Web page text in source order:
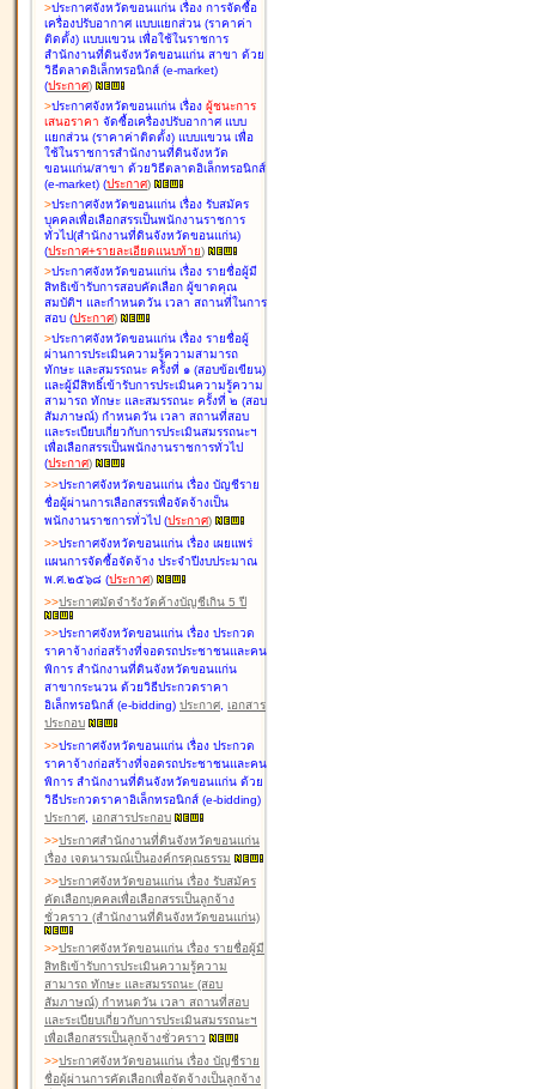
>ประกาศจังหวัดขอนแก่น เรื่อง การจัดซื้อ
เครื่องปรับอากาศ แบบแยกส่วน (ราคาค่า
ติดตั้ง) แบบแขวน เพื่อใช้ในราชการ
สำนักงานที่ดินจังหวัดขอนแก่น สาขา ด้วย
วิธีตลาดอิเล็กทรอนิกส์ (e-market)
(ประกาศ)
>ประกาศจังหวัดขอนแก่น เรื่อง ผู้ชนะการ
เสนอราคา จัดซื้อเครื่องปรับอากาศ แบบ
แยกส่วน (ราคาค่าติดตั้ง) แบบแขวน เพื่อ
ใช้ในราชการสำนักงานที่ดินจังหวัด
ขอนแก่น/สาขา ด้วยวิธีตลาดอิเล็กทรอนิกส์
(e-market) (ประกาศ)
>ประกาศจังหวัดขอนแก่น เรื่อง รับสมัคร
บุคคลเพื่อเลือกสรรเป็นพนักงานราชการ
ทั่วไป(สำนักงานที่ดินจังหวัดขอนแก่น)
(ประกาศ+รายละเอียดแนบท้าย)
>ประกาศจังหวัดขอนแก่น เรื่อง รายชื่อผู้มี
สิทธิเข้ารับการสอบคัดเลือก ผู้ขาดคุณ
สมบัติฯ และกำหนดวัน เวลา สถานที่ในการ
สอบ (ประกาศ)
>ประกาศจังหวัดขอนแก่น เรื่อง รายชื่อผู้
ผ่านการประเมินความรู้ความสามารถ
ทักษะ และสมรรถนะ ครั้งที่ ๑ (สอบข้อเขียน)
และผู้มีสิทธิ์เข้ารับการประเมินความรู้ความ
สามารถ ทักษะ และสมรรถนะ ครั้งที่ ๒ (สอบ
สัมภาษณ์) กำหนดวัน เวลา สถานที่สอบ
และระเบียบเกี่ยวกับการประเมินสมรรถนะฯ
เพื่อเลือกสรรเป็นพนักงานราชการทั่วไป
(ประกาศ)
>>ประกาศจังหวัดขอนแก่น เรื่อง บัญชีราย
ชื่อผู้ผ่านการเลือกสรรเพื่อจัดจ้างเป็น
พนักงานราชการทั่วไป (ประกาศ)
>>ประกาศจังหวัดขอนแก่น เรื่อง เผยแพร่
แผนการจัดซื้อจัดจ้าง ประจำปีงบประมาณ
พ.ศ.๒๕๖๘ (ประกาศ)
>>ประกาศมัดจำรังวัดค้างบัญชีเกิน 5 ปี
>>ประกาศจังหวัดขอนแก่น เรื่อง ประกวด
ราคาจ้างก่อสร้างที่จอดรถประชาชนและคน
พิการ สำนักงานที่ดินจังหวัดขอนแก่น
สาขากระนวน ด้วยวิธีประกวดราคา
อิเล็กทรอนิกส์ (e-bidding) ประกาศ, เอกสาร
ประกอบ
>>ประกาศจังหวัดขอนแก่น เรื่อง ประกวด
ราคาจ้างก่อสร้างที่จอดรถประชาชนและคน
พิการ สำนักงานที่ดินจังหวัดขอนแก่น ด้วย
วิธีประกวดราคาอิเล็กทรอนิกส์ (e-bidding)
ประกาศ, เอกสารประกอบ
>>ประกาศสำนักงานที่ดินจังหวัดขอนแก่น
เรื่อง เจตนารมณ์เป็นองค์กรคุณธรรม
>>ประกาศจังหวัดขอนแก่น เรื่อง รับสมัคร
คัดเลือกบุคคลเพื่อเลือกสรรเป็นลูกจ้าง
ชั่วคราว (สำนักงานที่ดินจังหวัดขอนแก่น)
>>ประกาศจังหวัดขอนแก่น เรื่อง รายชื่อผู้มี
สิทธิเข้ารับการประเมินความรู้ความ
สามารถ ทักษะ และสมรรถนะ (สอบ
สัมภาษณ์) กำหนดวัน เวลา สถานที่สอบ
และระเบียบเกี่ยวกับการประเมินสมรรถนะฯ
เพื่อเลือกสรรเป็นลูกจ้างชั่วคราว
>>ประกาศจังหวัดขอนแก่น เรื่อง บัญชีราย
ชื่อผู้ผ่านการคัดเลือกเพื่อจัดจ้างเป็นลูกจ้าง